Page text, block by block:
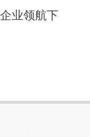
企业领航下